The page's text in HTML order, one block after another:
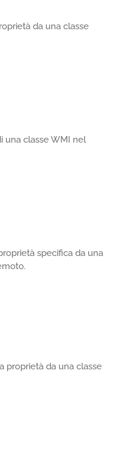
da una classe
una classe WMI nel
specifica da una
proprietà da una classe